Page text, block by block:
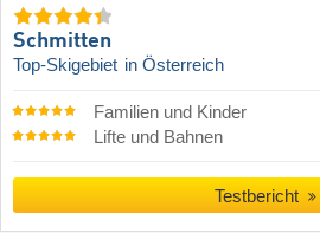
Schmitten
Top-Skigebiet in Österreich
Familien und Kinder
Lifte und Bahnen
Testbericht